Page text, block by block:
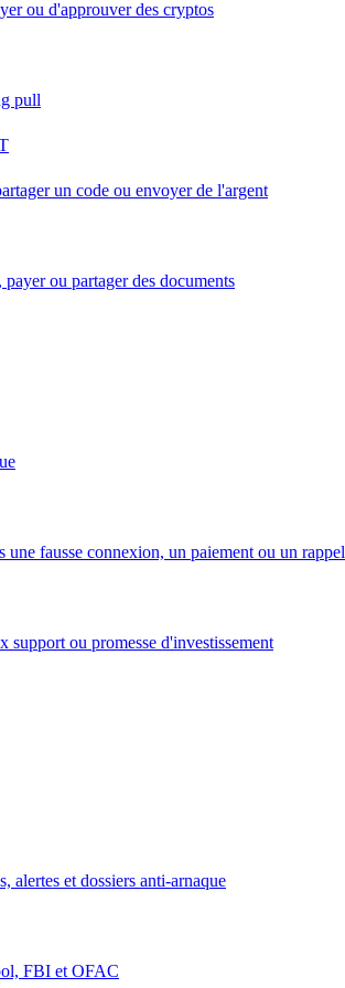
ou d'approuver des cryptos
pull
un code ou envoyer de l'argent
ou partager des documents
fausse connexion, un paiement ou un rappel
support ou promesse d'investissement
alertes et dossiers anti-arnaque
FBI et OFAC